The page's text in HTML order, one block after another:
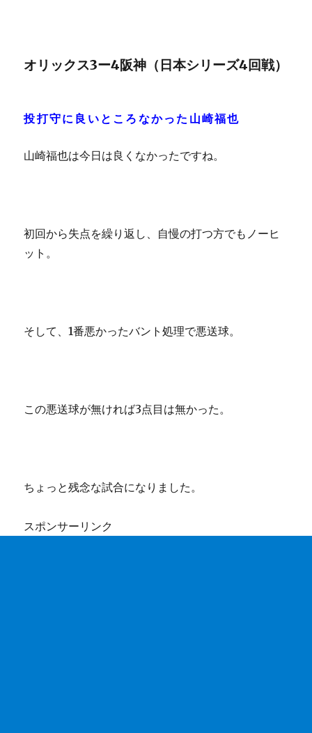
オリックス3ー4阪神（日本シリーズ4回戦）
投打守に良いところなかった山崎福也
山崎福也は今日は良くなかったですね。
初回から失点を繰り返し、自慢の打つ方でもノーヒ
ット。
そして、1番悪かったバント処理で悪送球。
この悪送球が無ければ3点目は無かった。
ちょっと残念な試合になりました。
スポンサーリンク